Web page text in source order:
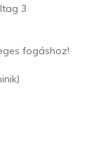
fogáshoz!